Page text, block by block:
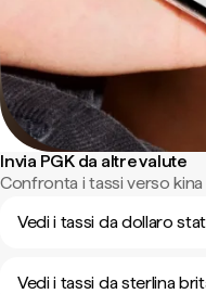
Invia PGK da altre valute
Confronta i tassi verso
Vedi i tassi da dollaro
Vedi i tassi da sterlina